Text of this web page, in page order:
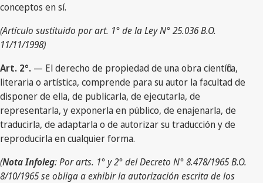
conceptos en sí.
(Artículo sustituido por art. 1° de la Ley N° 25.036 B.O.
11/11/1998)
Art. 2°. — El derecho de propiedad de una obra científica,
literaria o artística, comprende para su autor la facultad de
disponer de ella, de publicarla, de ejecutarla, de
representarla, y exponerla en público, de enajenarla, de
traducirla, de adaptarla o de autorizar su traducción y de
reproducirla en cualquier forma.
(Nota Infoleg: Por arts. 1° y 2° del Decreto N° 8.478/1965 B.O.
8/10/1965 se obliga a exhibir la autorización escrita de los